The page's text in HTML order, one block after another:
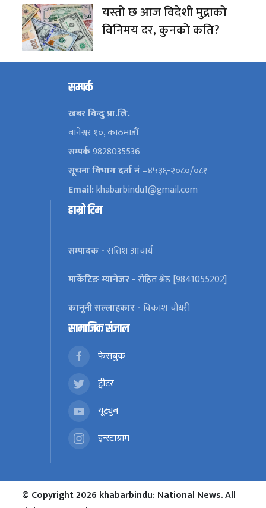
यस्तो छ आज विदेशी मुद्राको
विनिमय दर, कुनको कति?
सम्पर्क
खबर विन्दु प्रा.लि.
बानेश्वर १०, काठमाडौँ
सम्पर्क9828035536
सूचना विभाग दर्ता नं–४५३६-२०८०/०८१
Email:khabarbindu1@gmail.com
हाम्रो टिम
सम्पादक -सतिश आचार्य
मार्केटिङ म्यानेजर -रोहित श्रेष्ठ [9841055202]
कानूनी सल्लाहकार -विकाश चौधरी
सामाजिक संजाल
फेसबुक
ट्वीटर
यूट्युब
इन्स्टाग्राम
© Copyright 2026 khabarbindu: National News. All